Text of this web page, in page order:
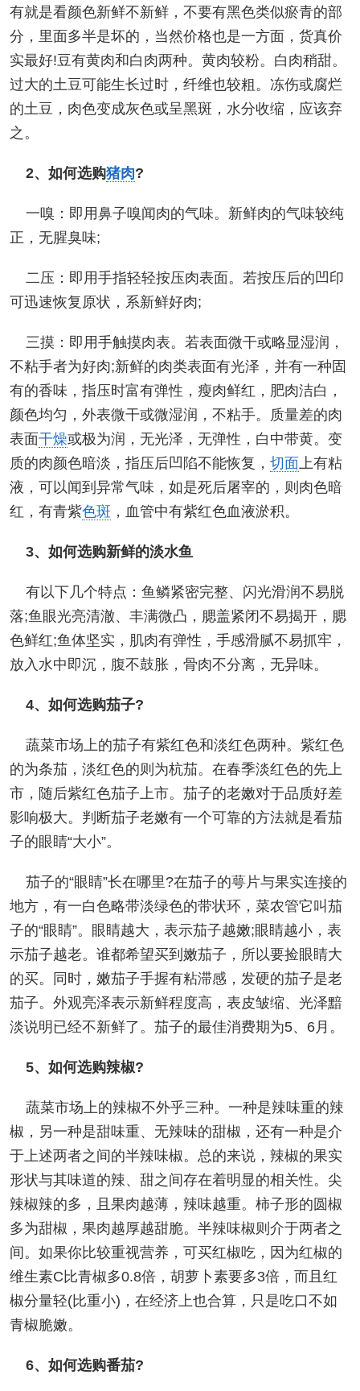
有就是看颜色新鲜不新鲜，不要有黑色类似瘀青的部
分，里面多半是坏的，当然价格也是一方面，货真价
实最好!豆有黄肉和白肉两种。黄肉较粉。白肉稍甜。
过大的土豆可能生长过时，纤维也较粗。冻伤或腐烂
的土豆，肉色变成灰色或呈黑斑，水分收缩，应该弃
之。
2、如何选购猪肉?
一嗅：即用鼻子嗅闻肉的气味。新鲜肉的气味较纯
正，无腥臭味;
二压：即用手指轻轻按压肉表面。若按压后的凹印
可迅速恢复原状，系新鲜好肉;
三摸：即用手触摸肉表。若表面微干或略显湿润，
不粘手者为好肉;新鲜的肉类表面有光泽，并有一种固
有的香味，指压时富有弹性，瘦肉鲜红，肥肉洁白，
颜色均匀，外表微干或微湿润，不粘手。质量差的肉
表面干燥或极为润，无光泽，无弹性，白中带黄。变
质的肉颜色暗淡，指压后凹陷不能恢复， 切面上有粘
液，可以闻到异常气味，如是死后屠宰的，则肉色暗
红，有青紫色斑 ，血管中有紫红色血液淤积。
3、如何选购新鲜的淡水鱼
有以下几个特点：鱼鳞紧密完整、闪光滑润不易脱
落;鱼眼光亮清澈、丰满微凸，腮盖紧闭不易揭开，腮
色鲜红;鱼体坚实，肌肉有弹性，手感滑腻不易抓牢，
放入水中即沉，腹不鼓胀，骨肉不分离，无异味。
4、如何选购茄子?
蔬菜市场上的茄子有紫红色和淡红色两种。紫红色
的为条茄，淡红色的则为杭茄。在春季淡红色的先上
市，随后紫红色茄子上市。茄子的老嫩对于品质好差
影响极大。判断茄子老嫩有一个可靠的方法就是看茄
子的眼睛“大小”。
茄子的“眼睛”长在哪里?在茄子的萼片与果实连接的
地方，有一白色略带淡绿色的带状环，菜农管它叫茄
子的“眼睛”。眼睛越大，表示茄子越嫩;眼睛越小，表
示茄子越老。谁都希望买到嫩茄子，所以要捡眼睛大
的买。同时，嫩茄子手握有粘滞感，发硬的茄子是老
茄子。外观亮泽表示新鲜程度高，表皮皱缩、光泽黯
淡说明已经不新鲜了。茄子的最佳消费期为5、6月。
5、如何选购辣椒?
蔬菜市场上的辣椒不外乎三种。一种是辣味重的辣
椒，另一种是甜味重、无辣味的甜椒，还有一种是介
于上述两者之间的半辣味椒。总的来说，辣椒的果实
形状与其味道的辣、甜之间存在着明显的相关性。尖
辣椒辣的多，且果肉越薄，辣味越重。柿子形的圆椒
多为甜椒，果肉越厚越甜脆。半辣味椒则介于两者之
间。如果你比较重视营养，可买红椒吃，因为红椒的
维生素C比青椒多0.8倍，胡萝卜素要多3倍，而且红
椒分量轻(比重小)，在经济上也合算，只是吃口不如
青椒脆嫩。
6、如何选购番茄?